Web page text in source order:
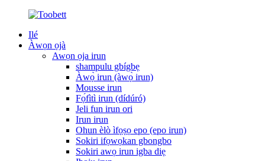
Ilé
Àwọn ọjà
Awọn ọja irun
shampulu gbígbẹ
Àwọ̀ irun (àwọ̀ irun)
Mousse irun
Fọ́fìtì irun (dídúró)
Jeli fun irun ori
Irun irun
Ohun èlò ìfọṣọ epo (epo irun)
Sokiri ifọwọkan gbongbo
Sokiri awọ irun igba diẹ